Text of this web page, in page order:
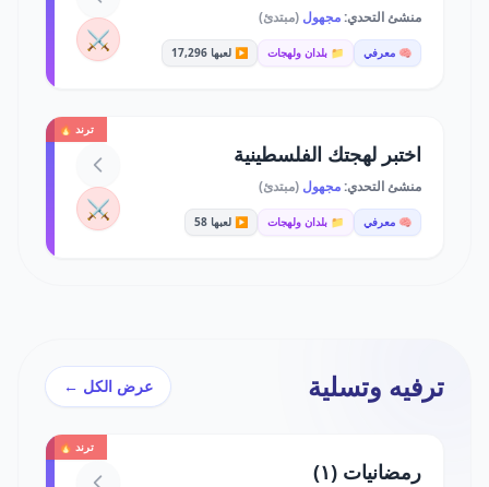
منشئ التحدي:مجهول (مبتدئ)
🧠 معرفي 📁 بلدان ولهجات ▶️ لعبها 17,296 ⚔️
ترند 🔥
اختبر لهجتك الفلسطينية
منشئ التحدي:مجهول (مبتدئ)
🧠 معرفي 📁 بلدان ولهجات ▶️ لعبها 58 ⚔️
ترفيه وتسلية عرض الكل ←
ترند 🔥
رمضانيات (١)